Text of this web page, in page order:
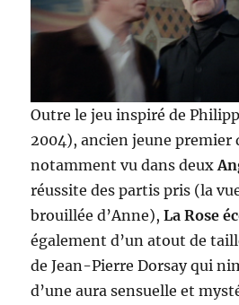
Outre le jeu inspiré de
2004), ancien jeune premier
notamment vu dans deux
réussite des partis pris (la
brouillée d’Anne),La Rose
également d’un atout de
de Jean-Pierre Dorsay qui
d’une aura sensuelle et